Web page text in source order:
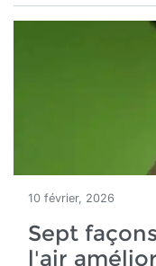
10 février, 2026
Sept
l'air